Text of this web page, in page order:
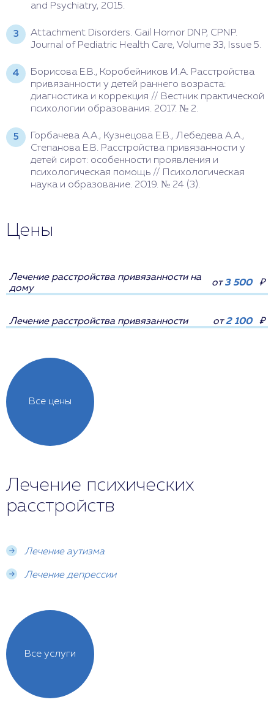
and Psychiatry, 2015.
Attachment Disorders. Gail Hornor DNP, CPNP.
Journal of Pediatric Health Care, Volume 33, Issue 5.
Борисова Е.В., Коробейников И.А. Расстройства
привязанности у детей раннего возраста:
диагностика и коррекция // Вестник практической
психологии образования. 2017. № 2.
Горбачева А.А., Кузнецова Е.В., Лебедева А.А.,
Степанова Е.В. Расстройства привязанности у
детей сирот: особенности проявления и
психологическая помощь // Психологическая
наука и образование. 2019. № 24 (3).
Цены
Все цены
Лечение расстройства привязанности на
дому
от3 500 ₽
Лечение расстройства привязанности от2 100 ₽
Лечение психических
расстройств
Лечение аутизма
Лечение депрессии
Все услуги